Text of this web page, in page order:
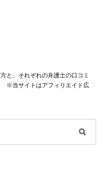
と、それぞれの弁護士の口コミ
サイトはアフィリエイト広